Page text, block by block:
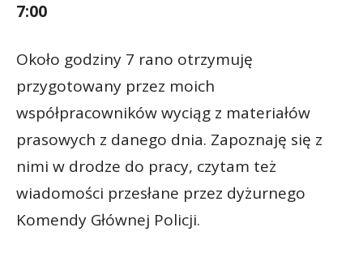
7:00
Około godziny 7 rano otrzymuję
przygotowany przez moich
współpracowników wyciąg z materiałów
prasowych z danego dnia. Zapoznaję się z
nimi w drodze do pracy, czytam też
wiadomości przesłane przez dyżurnego
Komendy Głównej Policji.